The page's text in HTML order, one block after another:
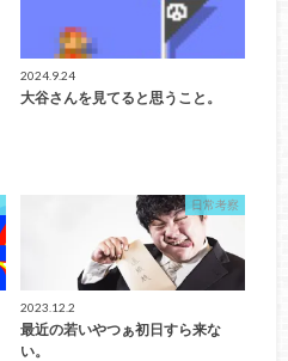
2024.9.24
大谷さんを見てると思うこと。
日常考察
2023.12.2
最近の若いやつぁ初日すら来な
い。